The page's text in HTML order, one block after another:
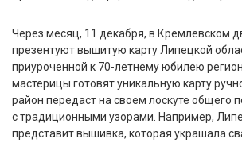
Через месяц, 11 декабря, в Кремлевском
презентуют вышитую карту Липецкой
приуроченной к 70-летнему юбилею
мастерицы готовят уникальную карту
район передаст на своем лоскуте общего
с традиционными узорами. Например,
представит вышивка, которая украшала